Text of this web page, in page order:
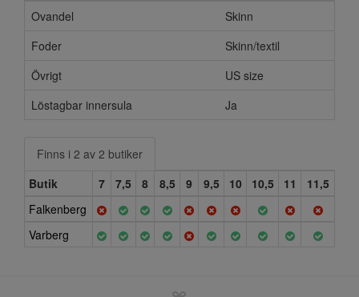
Ovandel
Skinn
Foder
Skinn/textil
Övrigt
US size
Löstagbar innersula
Ja
Finns i 2 av 2 butiker
Butik
7 7,5 8 8,5 9 9,5 10 10,5 11
11,5
Falkenberg
Varberg